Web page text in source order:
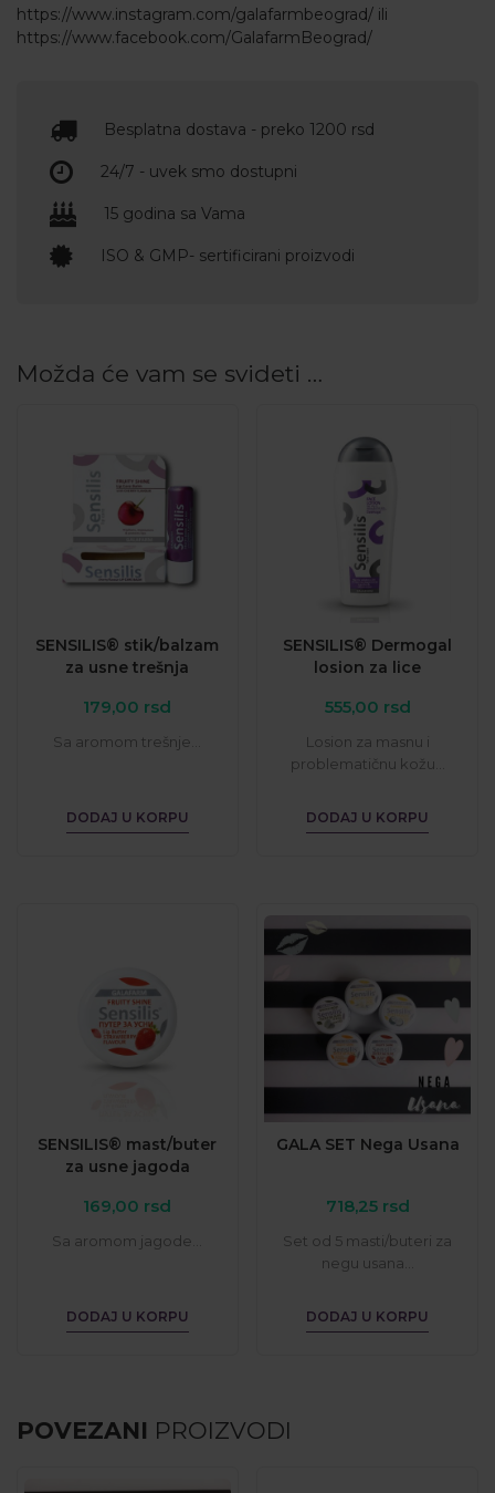
https://www.instagram.com/galafarmbeograd/ ili
https://www.facebook.com/GalafarmBeograd/
Besplatna dostava - preko 1200 rsd
24/7 - uvek smo dostupni
15 godina sa Vama
ISO & GMP- sertificirani proizvodi
Možda će vam se svideti …
SENSILIS® stik/balzam
za usne trešnja
179,00 rsd
Sa aromom trešnje...
DODAJ U KORPU
SENSILIS® Dermogal
losion za lice
555,00 rsd
Losion za masnu i
problematičnu kožu...
DODAJ U KORPU
SENSILIS® mast/buter
za usne jagoda
169,00 rsd
Sa aromom jagode...
DODAJ U KORPU
GALA SET Nega Usana
718,25 rsd
Set od 5 masti/buteri za
negu usana...
DODAJ U KORPU
POVEZANI PROIZVODI